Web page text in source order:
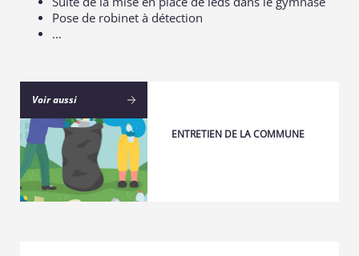
Pose de robinet à détection
…
Voir aussi
ENTRETIEN DE LA COMMUNE